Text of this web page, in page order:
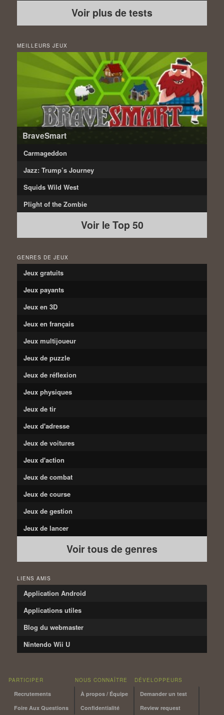
Voir plus de tests
MEILLEURS JEUX
BraveSmart
Carmageddon
Jazz: Trump’s Journey
Squids Wild West
Plight of the Zombie
Voir le Top 50
GENRES DE JEUX
Jeux gratuits
Jeux payants
Jeux en 3D
Jeux en français
Jeux multijoueur
Jeux de puzzle
Jeux de réflexion
Jeux physiques
Jeux de tir
Jeux d'adresse
Jeux de voitures
Jeux d'action
Jeux de combat
Jeux de course
Jeux de gestion
Jeux de lancer
Voir tous de genres
LIENS AMIS
Application Android
Applications utiles
Blog du webmaster
Nintendo Wii U
PARTICIPER
Recrutements
Foire Aux Questions
NOUS CONNAÎTRE
À propos / Équipe
Confidentialité
DÉVELOPPEURS
Demander un test
Review request